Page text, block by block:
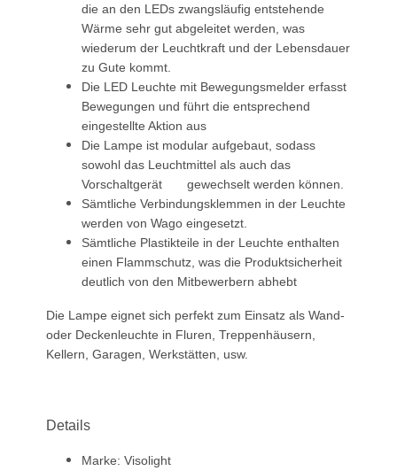
die an den LEDs zwangsläufig entstehende
Wärme sehr gut abgeleitet werden, was
wiederum der Leuchtkraft und der Lebensdauer
zu Gute kommt.
Die LED Leuchte mit Bewegungsmelder erfasst
Bewegungen und führt die entsprechend
eingestellte Aktion aus
Die Lampe ist modular aufgebaut, sodass
sowohl das Leuchtmittel als auch das
Vorschaltgerät gewechselt werden können.
Sämtliche Verbindungsklemmen in der Leuchte
werden von Wago eingesetzt.
Sämtliche Plastikteile in der Leuchte enthalten
einen Flammschutz, was die Produktsicherheit
deutlich von den Mitbewerbern abhebt
Die Lampe eignet sich perfekt zum Einsatz als Wand-
oder Deckenleuchte in Fluren, Treppenhäusern,
Kellern, Garagen, Werkstätten, usw.
Details
Marke: Visolight